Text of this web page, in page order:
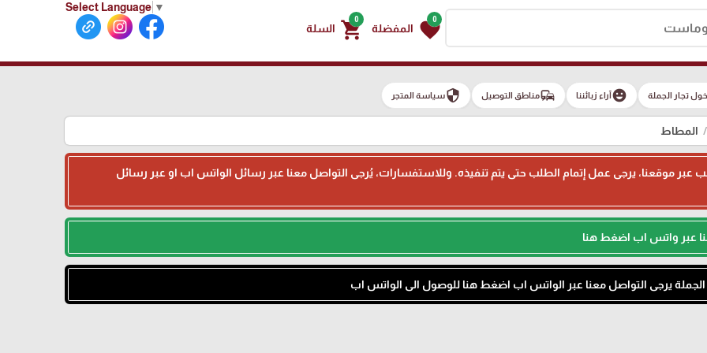
Select Language ▼
0
favorite المفضلة
0
shopping_cart السلة
تجار الجملة emoji_emotionsآراء زبائننا commuteمناطق التوصيل securityسياسة المتجر
المطاط
طلب عبر موقعنا، يرجى عمل إتمام الطلب حتى يتم تنفيذه. وللاستفسارات، يُرجى التواصل معنا عبر رسائل الواتس اب او عبر رسائل
عبر واتس اب اضغط هنا
الجملة يرجى التواصل معنا عبر الواتس اب اضغط هنا للوصول الى الواتس اب